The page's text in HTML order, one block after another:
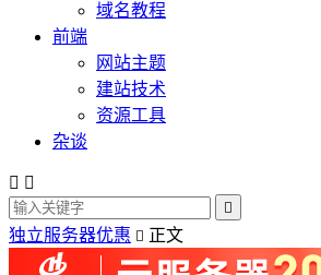
域名教程
前端
网站主题
建站技术
资源工具
杂谈
 

独立服务器优惠  正文